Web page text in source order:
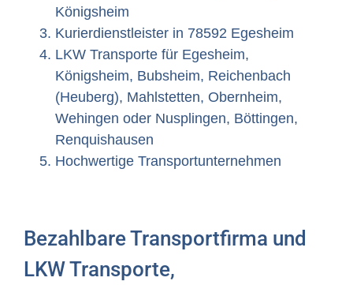
Königsheim
Kurierdienstleister in 78592 Egesheim
LKW Transporte für Egesheim,
Königsheim, Bubsheim, Reichenbach
(Heuberg), Mahlstetten, Obernheim,
Wehingen oder Nusplingen, Böttingen,
Renquishausen
Hochwertige Transportunternehmen
Bezahlbare Transportfirma und
LKW Transporte,